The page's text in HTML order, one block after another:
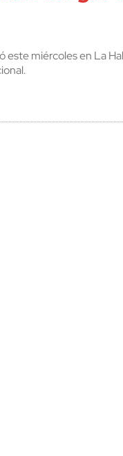
miércoles en La